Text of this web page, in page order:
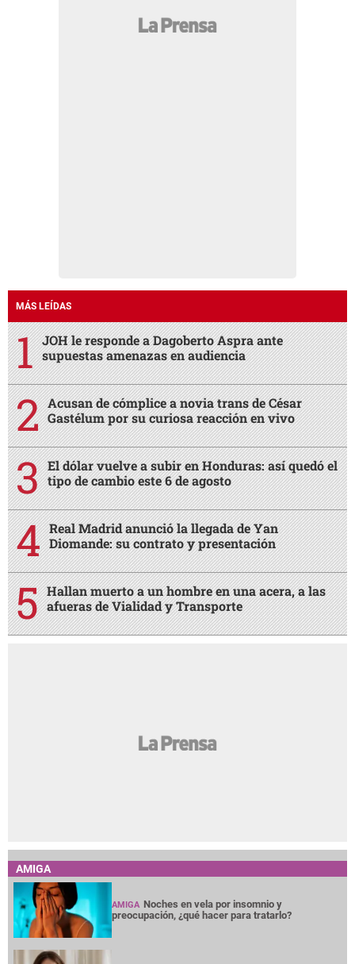
MÁS LEÍDAS
JOH le responde a Dagoberto Aspra ante
supuestas amenazas en audiencia
Acusan de cómplice a novia trans de César
Gastélum por su curiosa reacción en vivo
El dólar vuelve a subir en Honduras: así quedó el
tipo de cambio este 6 de agosto
Real Madrid anunció la llegada de Yan
Diomande: su contrato y presentación
Hallan muerto a un hombre en una acera, a las
afueras de Vialidad y Transporte
AMIGA
AMIGA Noches en vela por insomnio y
preocupación, ¿qué hacer para tratarlo?